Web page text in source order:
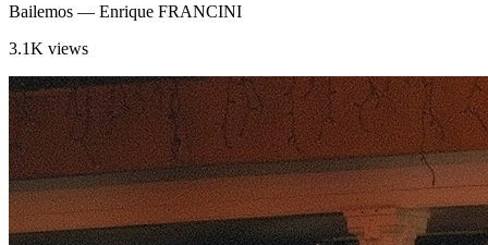
Bailemos — Enrique FRANCINI
3.1K views